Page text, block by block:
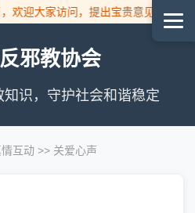
欢迎大家访问，提出宝贵意见！
邪教协会
识，守护社会和谐稳定
互动 >> 关爱心声